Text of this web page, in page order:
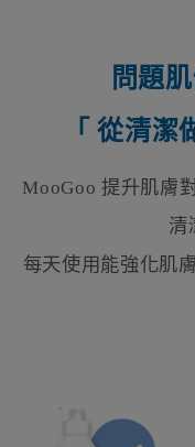
問題
「 從清潔
MooGoo 提升肌膚
清
每天使用能強化肌